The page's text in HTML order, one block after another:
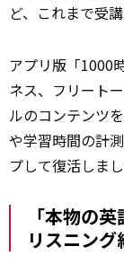
ど、これまで受
アプリ版「1000
ネス、フリート
ルのコンテンツを
や学習時間の計
プして復活しまし
「本物の
リスニング